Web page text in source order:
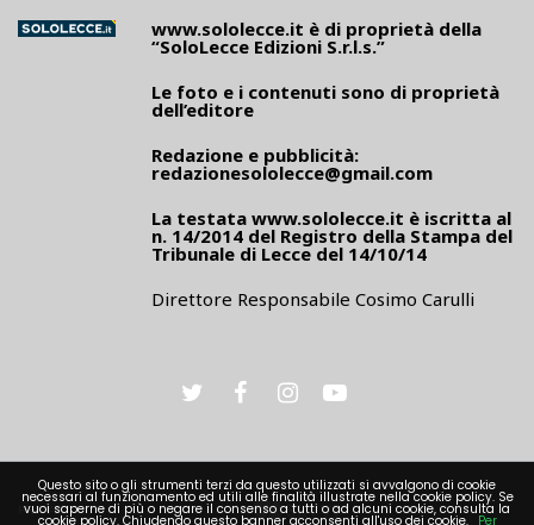
www.sololecce.it è di proprietà della
“SoloLecce Edizioni S.r.l.s.”
Le foto e i contenuti sono di proprietà
dell’editore
Redazione e pubblicità:
redazionesololecce@gmail.com
La testata www.sololecce.it è iscritta al
n. 14/2014 del Registro della Stampa del
Tribunale di Lecce del 14/10/14
Direttore Responsabile Cosimo Carulli
PRIVACY
Questo sito o gli strumenti terzi da questo utilizzati si avvalgono di cookie
necessari al funzionamento ed utili alle finalità illustrate nella cookie policy. Se
vuoi saperne di più o negare il consenso a tutti o ad alcuni cookie, consulta la
cookie policy. Chiudendo questo banner acconsenti all'uso dei cookie. Per